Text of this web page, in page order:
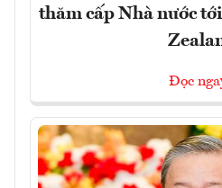
thăm cấp Nhà nước
Đọc